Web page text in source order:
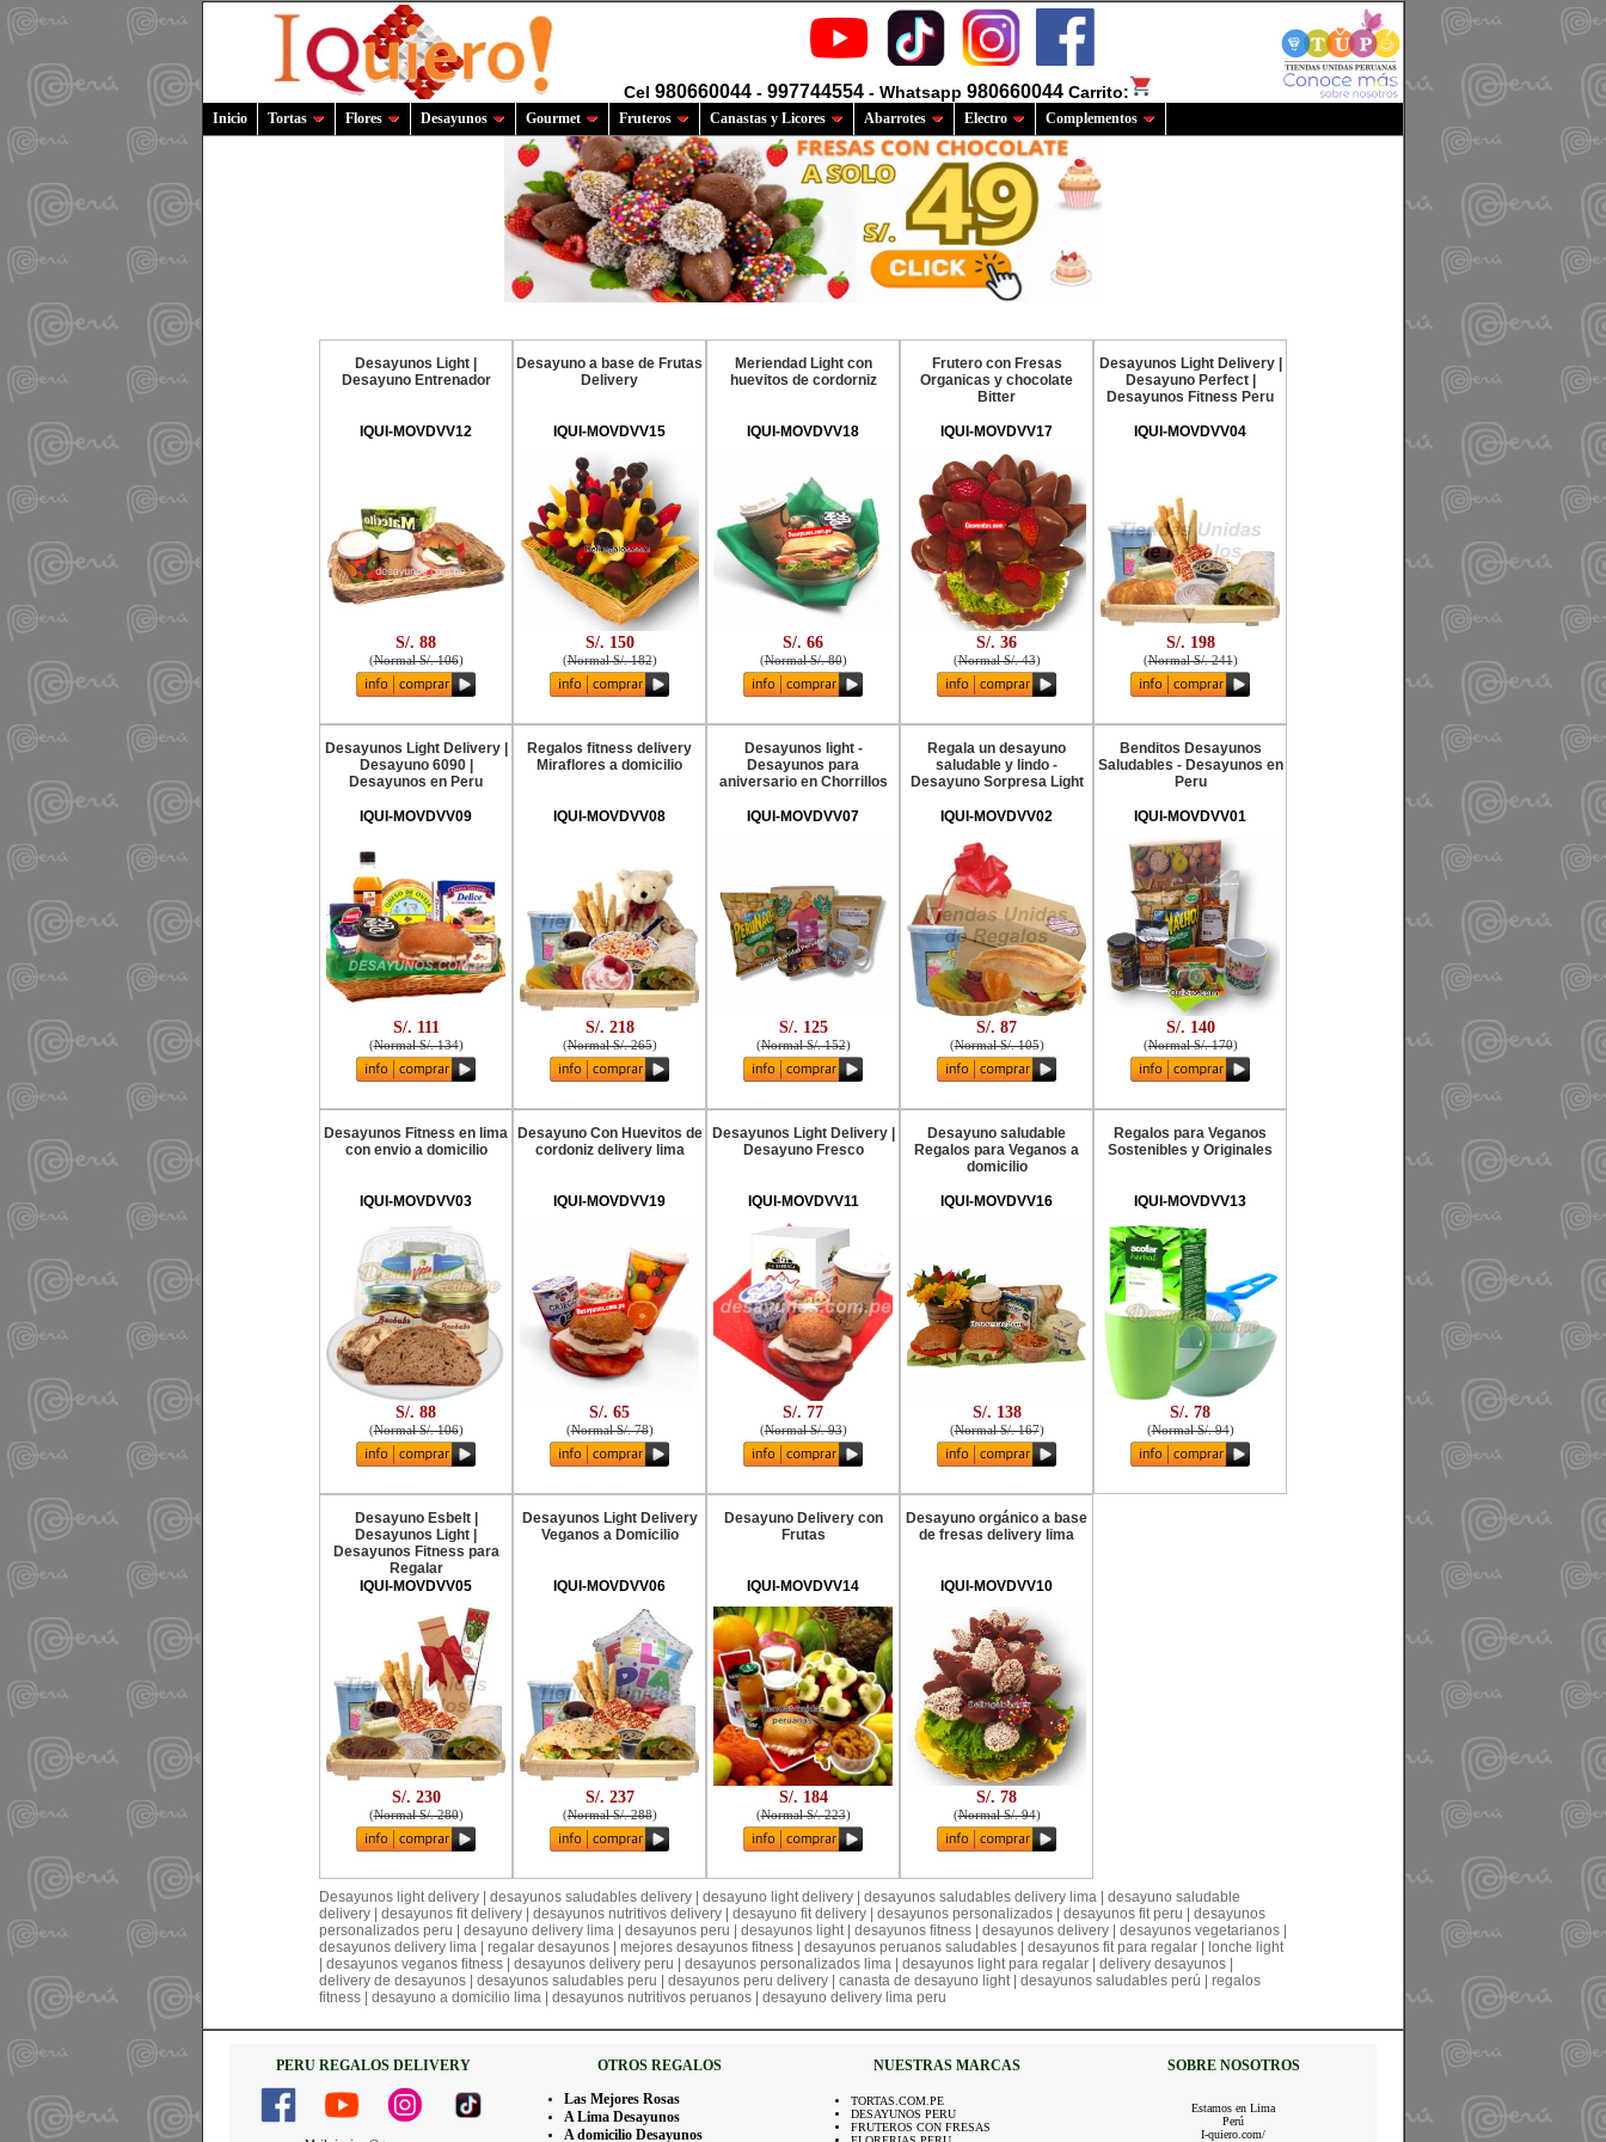
Cel 980660044 - 997744554 - Whatsapp 980660044 Carrito:
Inicio Tortas Flores Desayunos Gourmet Fruteros Canastas y Licores Abarrotes Electro Complementos
Desayunos Light |
Desayuno Entrenador
IQUI-MOVDVV12
S/. 88
(Normal S/. 106)
Desayuno a base de Frutas
Delivery
IQUI-MOVDVV15
S/. 150
(Normal S/. 182)
Meriendad Light con
huevitos de cordorniz
IQUI-MOVDVV18
S/. 66
(Normal S/. 80)
Frutero con Fresas
Organicas y chocolate
Bitter
IQUI-MOVDVV17
S/. 36
(Normal S/. 43)
Desayunos Light Delivery |
Desayuno Perfect |
Desayunos Fitness Peru
IQUI-MOVDVV04
S/. 198
(Normal S/. 241)
Desayunos Light Delivery |
Desayuno 6090 |
Desayunos en Peru
IQUI-MOVDVV09
S/. 111
(Normal S/. 134)
Regalos fitness delivery
Miraflores a domicilio
IQUI-MOVDVV08
S/. 218
(Normal S/. 265)
Desayunos light -
Desayunos para
aniversario en Chorrillos
IQUI-MOVDVV07
S/. 125
(Normal S/. 152)
Regala un desayuno
saludable y lindo -
Desayuno Sorpresa Light
IQUI-MOVDVV02
S/. 87
(Normal S/. 105)
Benditos Desayunos
Saludables - Desayunos en
Peru
IQUI-MOVDVV01
S/. 140
(Normal S/. 170)
Desayunos Fitness en lima
con envio a domicilio
IQUI-MOVDVV03
S/. 88
(Normal S/. 106)
Desayuno Con Huevitos de
cordoniz delivery lima
IQUI-MOVDVV19
S/. 65
(Normal S/. 78)
Desayunos Light Delivery |
Desayuno Fresco
IQUI-MOVDVV11
S/. 77
(Normal S/. 93)
Desayuno saludable
Regalos para Veganos a
domicilio
IQUI-MOVDVV16
S/. 138
(Normal S/. 167)
Regalos para Veganos
Sostenibles y Originales
IQUI-MOVDVV13
S/. 78
(Normal S/. 94)
Desayuno Esbelt |
Desayunos Light |
Desayunos Fitness para
Regalar
IQUI-MOVDVV05
S/. 230
(Normal S/. 280)
Desayunos Light Delivery
Veganos a Domicilio
IQUI-MOVDVV06
S/. 237
(Normal S/. 288)
Desayuno Delivery con
Frutas
IQUI-MOVDVV14
S/. 184
(Normal S/. 223)
Desayuno orgánico a base
de fresas delivery lima
IQUI-MOVDVV10
S/. 78
(Normal S/. 94)
Desayunos light delivery | desayunos saludables delivery | desayuno light delivery | desayunos saludables delivery lima | desayuno saludable
delivery | desayunos fit delivery | desayunos nutritivos delivery | desayuno fit delivery | desayunos personalizados | desayunos fit peru | desayunos
personalizados peru | desayuno delivery lima | desayunos peru | desayunos light | desayunos fitness | desayunos delivery | desayunos vegetarianos |
desayunos delivery lima | regalar desayunos | mejores desayunos fitness | desayunos peruanos saludables | desayunos fit para regalar | lonche light
| desayunos veganos fitness | desayunos delivery peru | desayunos personalizados lima | desayunos light para regalar | delivery desayunos |
delivery de desayunos | desayunos saludables peru | desayunos peru delivery | canasta de desayuno light | desayunos saludables perú | regalos
fitness | desayuno a domicilio lima | desayunos nutritivos peruanos | desayuno delivery lima peru
PERU REGALOS DELIVERY OTROS REGALOS NUESTRAS MARCAS SOBRE NOSOTROS
Las Mejores Rosas
A Lima Desayunos
A domicilio Desayunos
TORTAS.COM.PE
DESAYUNOS PERU
FRUTEROS CON FRESAS
Estamos en Lima
Perú
I-quiero.com/